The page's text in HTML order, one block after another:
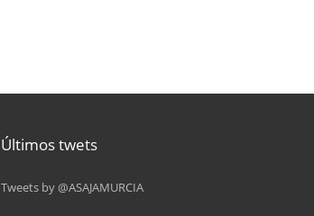
Últimos twets
Tweets by @ASAJAMURCIA